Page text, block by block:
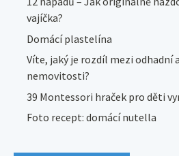
vajíčka?
Domácí plastelína
Víte, jaký je rozdíl mezi odhadní
nemovitosti?
39 Montessori hraček pro děti
Foto recept: domácí nutella